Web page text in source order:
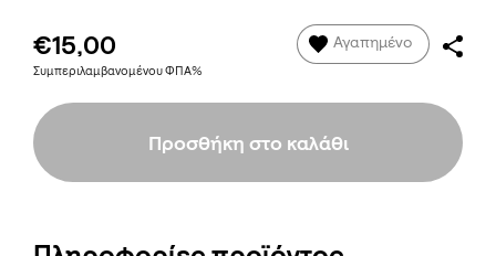
€15,00
Συμπεριλαμβανομένου ΦΠΑ%
Αγαπημένο
Προσθήκη στο καλάθι